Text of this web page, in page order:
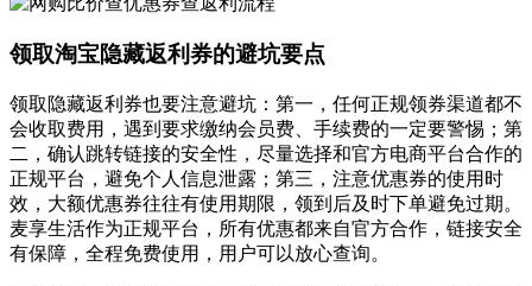
领取淘宝隐藏返利券的避坑要点
领取隐藏返利券也要注意避坑：第一，任何正规领券渠道都不
会收取费用，遇到要求缴纳会员费、手续费的一定要警惕；第
二，确认跳转链接的安全性，尽量选择和官方电商平台合作的
正规平台，避免个人信息泄露；第三，注意优惠券的使用时
效，大额优惠券往往有使用期限，领到后及时下单避免过期。
麦享生活作为正规平台，所有优惠都来自官方合作，链接安全
有保障，全程免费使用，用户可以放心查询。